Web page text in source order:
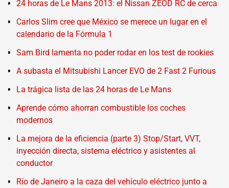
24 horas de Le Mans 2013: el Nissan ZEOD RC de cerca
Carlos Slim cree que México se merece un lugar en el
calendario de la Fórmula 1
Sam Bird lamenta no poder rodar en los test de rookies
A subasta el Mitsubishi Lancer EVO de 2 Fast 2 Furious
La trágica lista de las 24 horas de Le Mans
Aprende cómo ahorran combustible los coches
modernos
La mejora de la eficiencia (parte 3) Stop/Start, VVT,
inyección directa, sistema eléctrico y asistentes al
conductor
Río de Janeiro a la caza del vehículo eléctrico junto a